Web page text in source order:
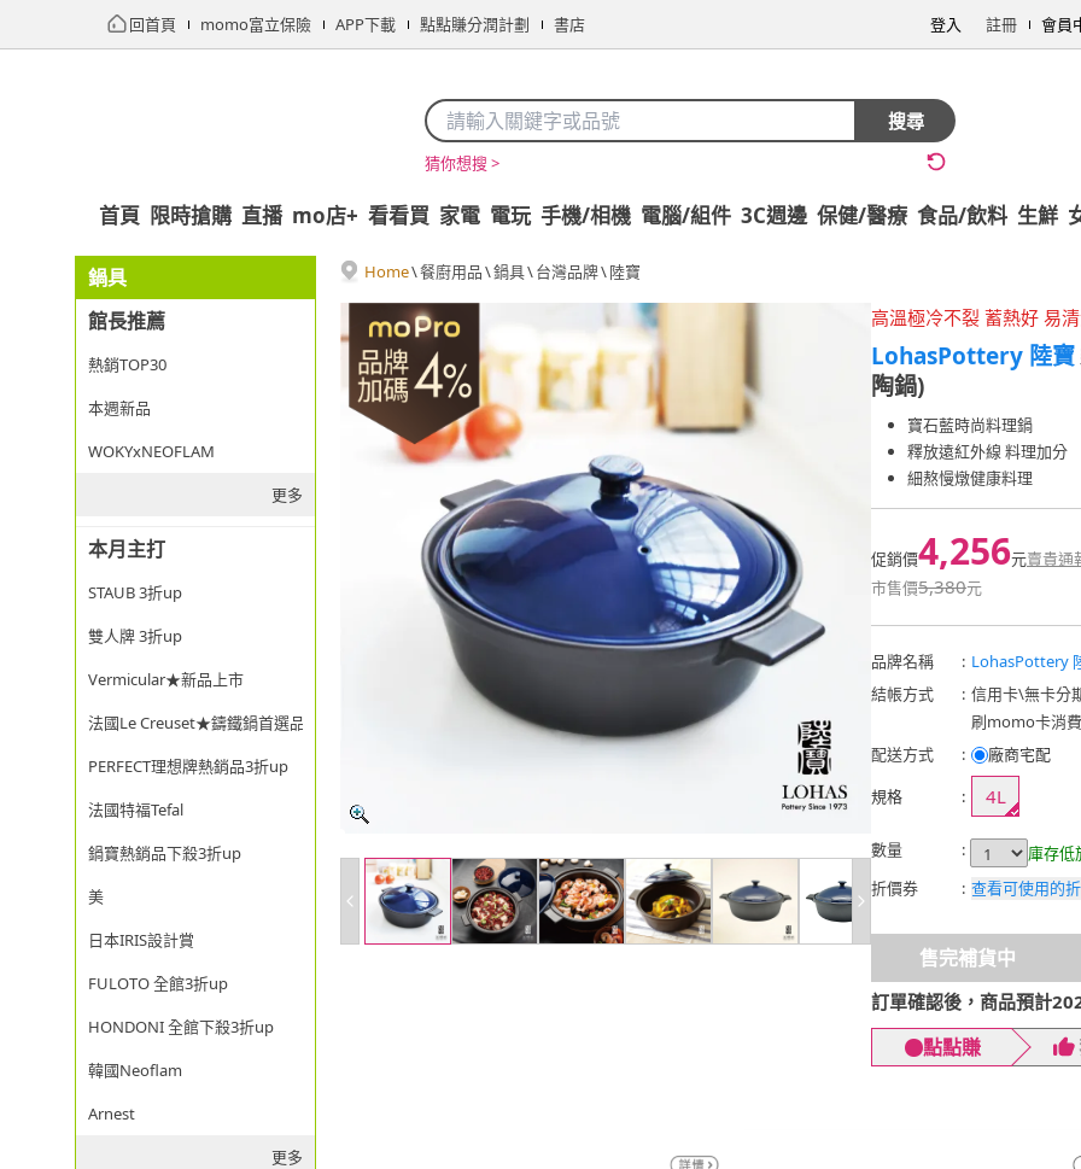
回首頁 momo富立保險 APP下載 點點賺分潤計劃 書店 登入 註冊 會員
搜尋
猜你想搜 >
首頁 限時搶購 直播 mo店+ 看看買 家電 電玩 手機/相機 電腦/組件 3C週邊 保健/醫療 食品/飲料 生鮮
鍋具
館長推薦
熱銷TOP30
本週新品
WOKYxNEOFLAM
更多
本月主打
STAUB 3折up
雙人牌 3折up
Vermicular★新品上市
法國Le Creuset★鑄鐵鍋首選品牌
PERFECT理想牌熱銷品3折up
法國特福Tefal
鍋寶熱銷品下殺3折up
美
日本IRIS設計賞
FULOTO 全館3折up
HONDONI 全館下殺3折up
韓國Neoflam
Arnest
更多
Home\餐廚用品\鍋具\台灣品牌\陸寶
高溫極冷不裂 蓄熱好 易
LohasPottery 陸寶
陶鍋)
寶石藍時尚料理鍋
釋放遠紅外線 料理加分
細熬慢燉健康料理
促銷價4,256元賣貴通
市售價5,380元
品牌名稱 : LohasPottery
結帳方式
: 信用卡\無卡分
刷momo卡消
配送方式
:
廠商宅配
規格
: 4L
數量 : 庫存低
折價券
: 查看可使用的
售完補貨中
訂單確認後，商品預計
點點賺